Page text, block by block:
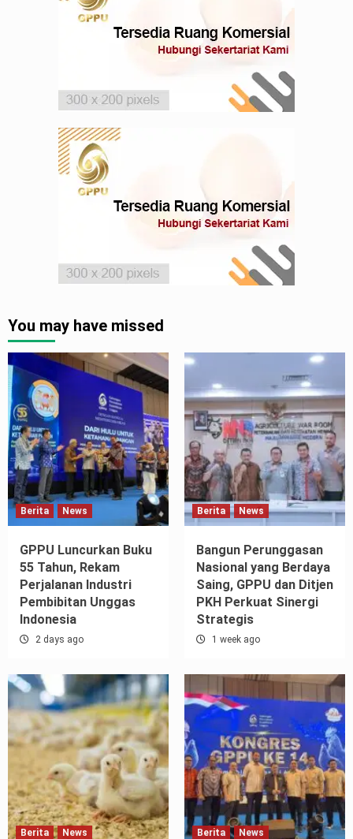
You may have missed
Berita News
GPPU Luncurkan Buku
55 Tahun, Rekam
Perjalanan Industri
Pembibitan Unggas
Indonesia
2 days ago
Berita News
Bangun Perunggasan
Nasional yang Berdaya
Saing, GPPU dan Ditjen
PKH Perkuat Sinergi
Strategis
1 week ago
Berita News Berita News